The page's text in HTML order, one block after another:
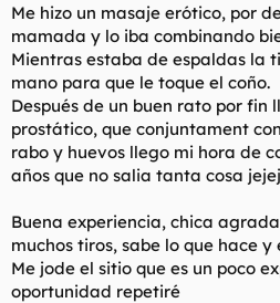
Me hizo un masaje erótico, por
mamada y lo iba combinando
Mientras estaba de espaldas la
mano para que le toque el coño.
Después de un buen rato por fin
prostático, que conjuntament
rabo y huevos llego mi hora de
años que no salia tanta cosa
Buena experiencia, chica
muchos tiros, sabe lo que hace y
Me jode el sitio que es un poco
oportunidad repetiré